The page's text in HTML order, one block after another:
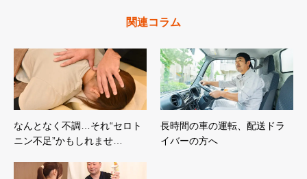
関連コラム
なんとなく不調…それ“セロト
ニン不足”かもしれませ…
長時間の車の運転、配送ドラ
イバーの方へ